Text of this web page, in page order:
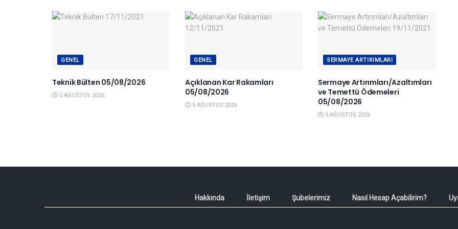
GENEL
Teknik Bülten 05/08/2026
5 AĞUSTOS 2026
GENEL
Açıklanan Kar Rakamları
05/08/2026
5 AĞUSTOS 2026
SERMAYE ARTIRIMLARI
Sermaye Artırımları/Azaltımları
ve Temettü Ödemeleri
05/08/2026
5 AĞUSTOS 2026
Hakkında İletişim Şubelerimiz Nasıl Hesap Açabilirim?